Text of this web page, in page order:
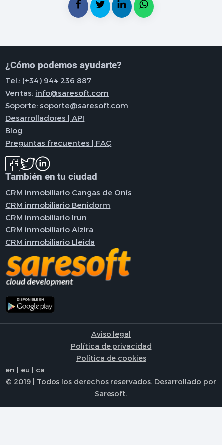
¿Cómo podemos ayudarte?
Tel.: (+34) 944 236 887
Ventas: info@saresoft.com
Soporte:soporte@saresoft.com
Desarrolladores | API
Blog
Preguntas frecuentes | FAQ
También en tu ciudad
CRM inmobiliario Cangas de Onís
CRM inmobiliario Benidorm
CRM inmobiliario Irun
CRM inmobiliario Alzira
CRM inmobiliario Lleida
Aviso legal
Política de privacidad
Política de cookies
en | eu | ca
© 2019 | Todos los derechos reservados. Desarrollado por
Saresoft